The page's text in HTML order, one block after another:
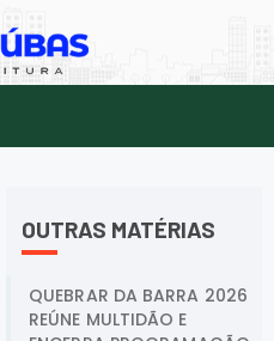
OUTRAS MATÉRIAS
QUEBRAR DA BARRA 2026
REÚNE MULTIDÃO E